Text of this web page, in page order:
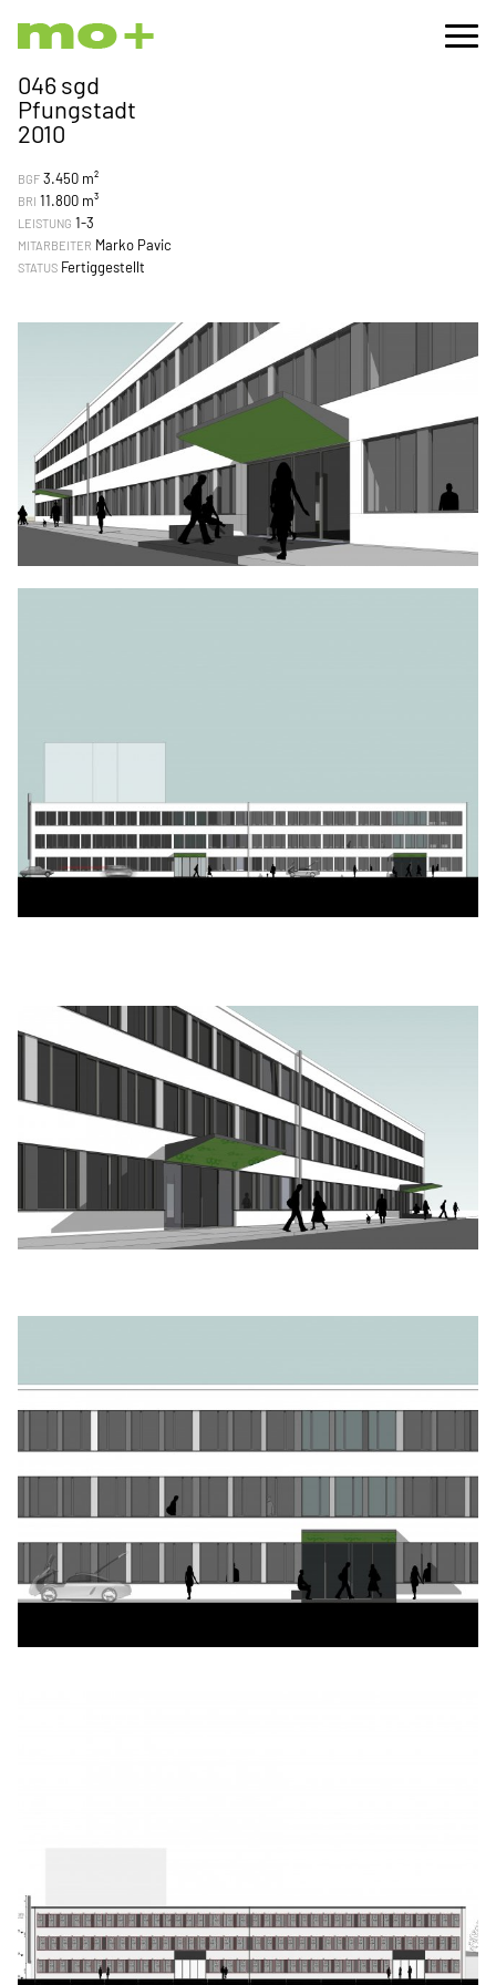
046 sgd
Pfungstadt
2010
BGF 3.450 m²
BRI 11.800 m³
LEISTUNG 1-3
MITARBEITER Marko Pavic
STATUS Fertiggestellt